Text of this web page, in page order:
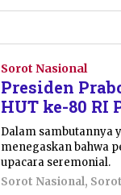
Sorot Nasional
Presiden
HUT ke-80 RI
Dalam sambutannya
menegaskan bahwa
upacara seremonial.
Sorot Nasional,